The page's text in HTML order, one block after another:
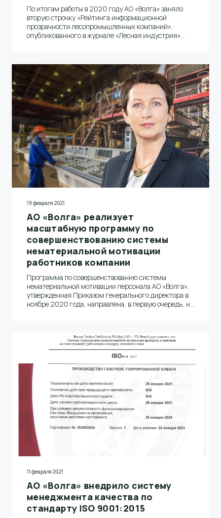
По итогам работы в 2020 году АО «Волга» заняло
вторую строчку «Рейтинга информационной
прозрачности лесопромышленных компаний»,
опубликованного в журнале «Лесная индустрия»
19 февраля 2021
АО «Волга» реализует
масштабную программу по
совершенствованию системы
нематериальной мотивации
работников компании
Программа по совершенствованию системы
нематериальной мотивации персонала АО «Волга»,
утвержденная Приказом генерального директора в
ноябре 2020 года, направлена, в первую очередь, на
11 февраля 2021
АО «Волга» внедрило систему
менеджмента качества по
стандарту ISO 9001:2015